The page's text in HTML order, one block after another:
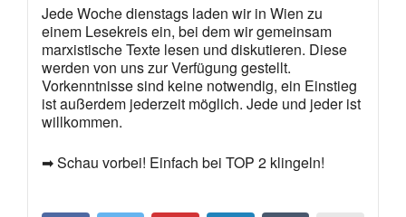
Jede Woche dienstags laden wir in Wien zu
einem Lesekreis ein, bei dem wir gemeinsam
marxistische Texte lesen und diskutieren. Diese
werden von uns zur Verfügung gestellt.
Vorkenntnisse sind keine notwendig, ein Einstieg
ist außerdem jederzeit möglich. Jede und jeder ist
willkommen.
➡ Schau vorbei! Einfach bei TOP 2 klingeln!